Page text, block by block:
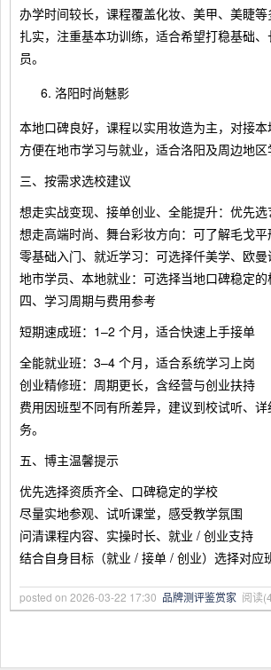
办学时间较长，课程覆盖化妆、美甲、美睫
扎实，注重基本功训练，适合希望打稳基础
员。
洛阳时尚魅影
本地口碑良好，课程以实用妆造为主，对接本
方便在地市学习与就业，适合洛阳及周边地区
三、按需求选校建议
想走实战变现、接单创业、全能提升：优先
想走高端时尚、舞台彩妆方向：可了解毛戈
零基础入门、就近学习：可选择仟美学、欧
地市学员、本地就业：可选择当地口碑稳定的
四、学习周期与费用参考
短期速成班：1–2 个月，适合快速上手接单
全能就业班：3–4 个月，适合系统学习上岗
创业精修班：周期更长，含经营与创业扶持
费用因班型不同有所差异，建议到校试听、
务。
五、博主温馨提示
优先选择资质齐全、口碑稳定的学校
尽量实地参观、试听课堂，感受教学氛围
问清课程内容、实操时长、就业 / 创业支持
结合自身目标（就业 / 接单 / 创业）选择对应
posted on 2026-03-22 17:30 品牌测评鉴赏家 阅读(